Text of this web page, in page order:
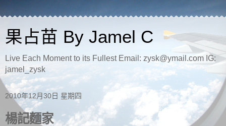
果占苗 By Jamel C
Live Each Moment to its Fullest Email: zysk@ymail.com IG:
jamel_zysk
2010年12月30日 星期四
楊記麵家